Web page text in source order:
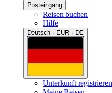
Posteingang
Reisen buchen
Hilfe
Deutsch · EUR · DE
Unterkunft registrieren